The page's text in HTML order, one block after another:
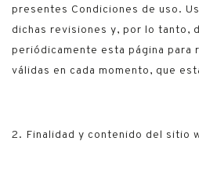
presentes Condiciones de uso.
dichas revisiones y, por lo tanto,
periódicamente esta página para
válidas en cada momento, que
2. Finalidad y contenido del sitio